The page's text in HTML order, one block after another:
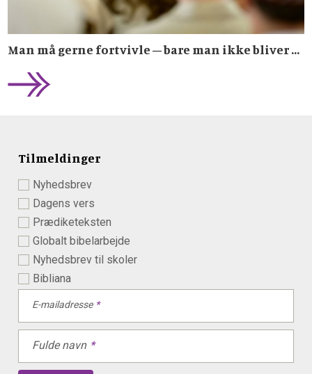
Man må gerne fortvivle – bare man ikke bliver ...
Tilmeldinger
Nyhedsbrev
Dagens vers
Prædiketeksten
Globalt bibelarbejde
Nyhedsbrev til skoler
Bibliana
E-mailadresse
Fulde navn